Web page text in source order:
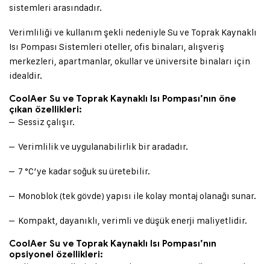
sistemleri arasındadır.
Verimliliği ve kullanım şekli nedeniyle Su ve Toprak Kaynaklı
Isı Pompası Sistemleri oteller, ofis binaları, alışveriş
merkezleri, apartmanlar, okullar ve üniversite binaları için
idealdir.
CoolAer Su ve Toprak Kaynaklı Isı Pompası’nın öne
çıkan özellikleri:
– Sessiz çalışır.
– Verimlilik ve uygulanabilirlik bir aradadır.
– 7 °C’ye kadar soğuk su üretebilir.
– Monoblok (tek gövde) yapısı ile kolay montaj olanağı sunar.
– Kompakt, dayanıklı, verimli ve düşük enerji maliyetlidir.
CoolAer Su ve Toprak Kaynaklı Isı Pompası’nın
opsiyonel özellikleri: